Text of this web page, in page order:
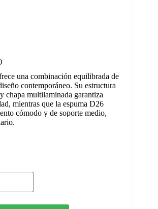
una combinación equilibrada de
contemporáneo. Su estructura
chapa multilaminada garantiza
mientras que la espuma D26
cómodo y de soporte medio,